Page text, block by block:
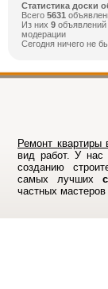
Статистика доски
Всего 5631
Из них 9 объявлений
модерации
Сегодня ничего не
Ремонт квартиры
вид работ. У нас
созданию
самых лучших
частных